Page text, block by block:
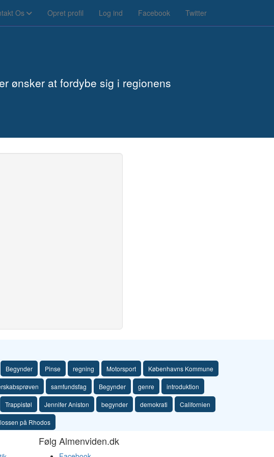
Os Opret profil Log ind Facebook Twitter
ønsker at fordybe sig i regionens
Begynder Pinse regning Motorsport Københavns Kommune
samfundsfag Begynder genre introduktion
Trappistøl Jennifer Aniston begynder demokrati Californien
på Rhodos
Følg Almenviden.dk